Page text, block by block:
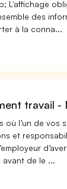
L'affichage
des
à la conna...
travail -
où l’un de vos
et
avant de le ...